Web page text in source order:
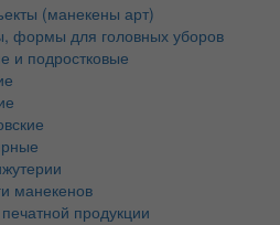
(манекены арт)
формы для головных уборов
и подростковые
манекенов
продукции